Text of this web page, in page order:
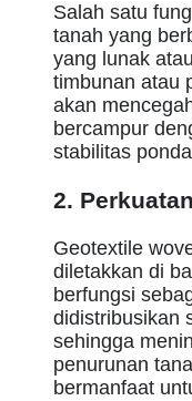
Salah satu
tanah yang
yang lunak
timbunan atau
akan
bercampur
stabilitas
2.
Geotextile
diletakkan di
berfungsi
didistribusikan
sehingga
penurunan
bermanfaat